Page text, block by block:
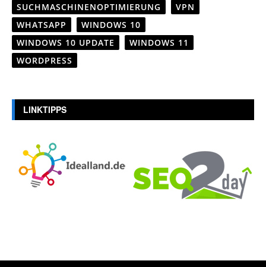
SUCHMASCHINENOPTIMIERUNG
VPN
WHATSAPP
WINDOWS 10
WINDOWS 10 UPDATE
WINDOWS 11
WORDPRESS
LINKTIPPS